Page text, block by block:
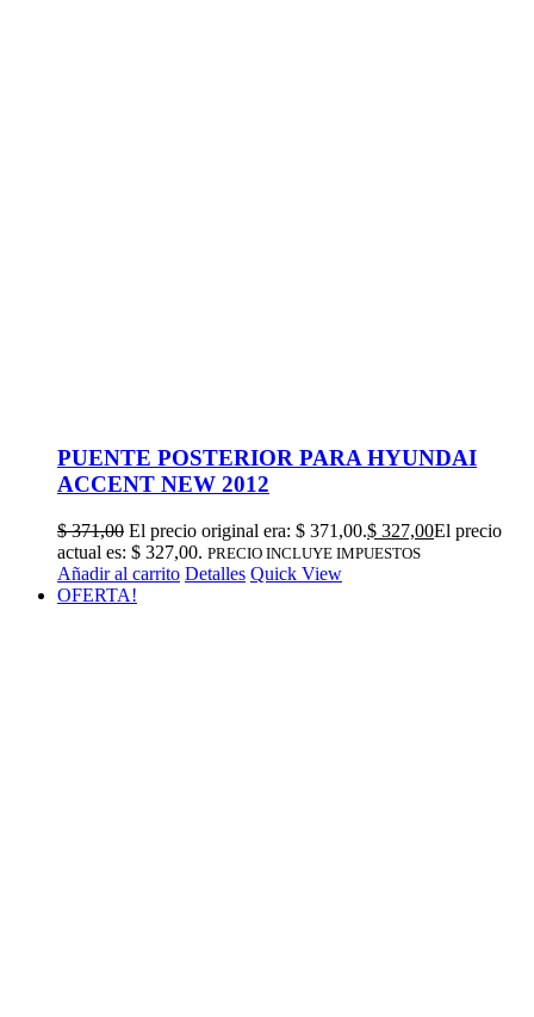
PUENTE POSTERIOR PARA HYUNDAI
ACCENT NEW 2012
$371,00 El precio original era: $ 371,00.$ 327,00El precio
actual es: $ 327,00. PRECIO INCLUYE IMPUESTOS
Añadir al carrito Detalles Quick View
OFERTA!